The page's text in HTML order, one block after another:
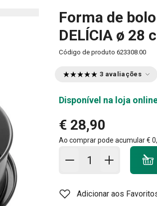
Forma de
DELÍCIA ø 28
Código de produto 623308.00
3 avaliações
Disponível na loja
€ 28,90
Ao comprar pode acumular€
Adicionar ao carrinho -
Adicionar aos